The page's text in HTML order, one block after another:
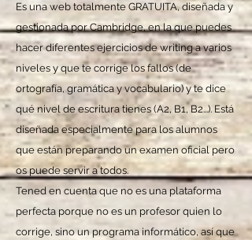
Es una web totalmente GRATUITA, diseñada y
gestionada por Cambridge, en la que puedes
hacer diferentes ejercicios de writing a varios
niveles y que te corrige los fallos (de
ortografía, gramática y vocabulario) y te dice
qué nivel de escritura tienes (A2, B1, B2...). Está
diseñada especialmente para los alumnos
que están preparando un examen oficial pero
os puede servir a todos.
Tened en cuenta que no es una plataforma
perfecta porque no es un profesor quien lo
corrige, sino un programa informático, así que